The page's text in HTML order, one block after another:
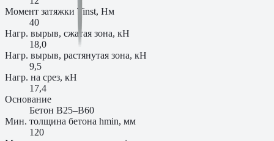
Момент затяжки Tinst, Нм
40
Нагр. вырыв, сжатая зона, кН
18,0
Нагр. вырыв, растянутая зона, кН
9,5
Нагр. на срез, кН
17,4
Основание
Бетон B25–B60
Мин. толщина бетона hmin, мм
120